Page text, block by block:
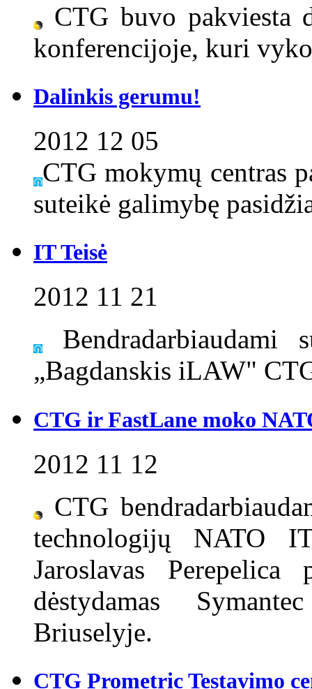
CTG buvo pakviesta
konferencijoje, kuri
Dalinkis gerumu!
2012 12 05
CTG mokymų centras
suteikė galimybę
IT Teisė
2012 11 21
Bendradarbiaudami
„Bagdanskis iLAW"
CTG ir FastLane moko
2012 11 12
CTG
technologijų NATO
Jaroslavas
dėstydamas
Briuselyje.
CTG Prometric Testavimo